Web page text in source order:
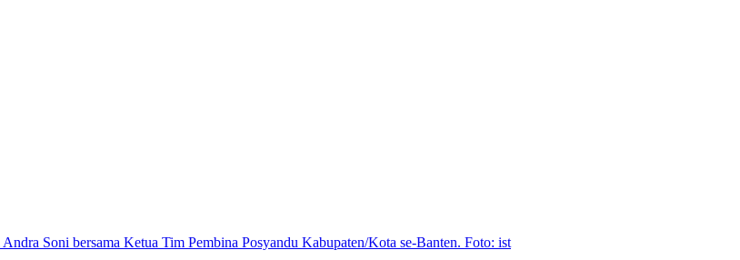
Soni bersama Ketua Tim Pembina Posyandu Kabupaten/Kota se-Banten. Foto: ist